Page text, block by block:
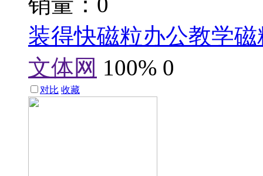
装得快磁粒办公教学
文体网 100% 0
对比 收藏